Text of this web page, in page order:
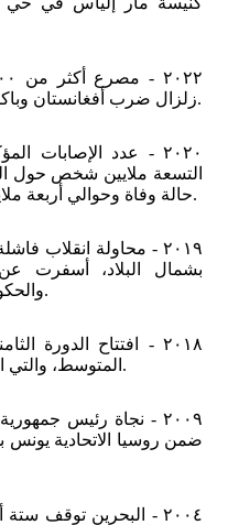
زلزال ضرب أفغانستان وباكستان بلغت شدته ٦ بمقياس ريختر.
٢٠٢٠ - عدد الإصابات
حالة وفاة وحوالي أربعة ملايين و٤٦٦ ألف حالة تماثلت للشفاء.
٢٠١٩ - محاولة انقلاب
بشمال البلاد، أسفرت
والحكومة تستعيد السيطرة على الأوضاع.
٢٠١٨ - افتتاح الدورة
المتوسط، والتي استضافتها مدينة طراغونة الإسبانية.
٢٠٠٩ - نجاة رئيس
ضمن روسيا الاتحادية يونس
٢٠٠٤ - البحرين توقف